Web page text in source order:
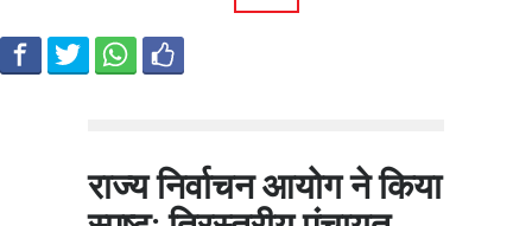
राज्य निर्वाचन आयोग ने किया